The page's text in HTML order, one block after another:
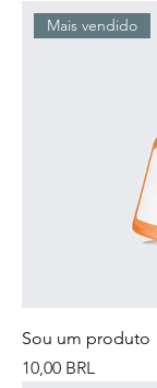
Mais vendido
Sou um produto
Precio
10,00 BRL